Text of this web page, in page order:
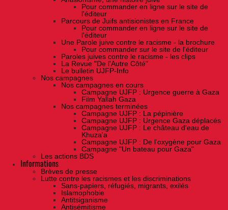
Pour commander en ligne sur le site de
l'éditeur
Parcours de Juifs antisionistes en France
Pour commander en ligne sur le site de
l'éditeur
Une Parole juive contre le racisme - la brochure
Pour commander sur le site de l'éditeur
Paroles juives contre le racisme - les clips
La Revue "De l'Autre Côté"
Le bulletin UJFP-Info
Nos campagnes
Nos campagnes en cours
Campagne UJFP : Urgence guerre à Gaza
Film Yallah Gaza
Nos campagnes terminées
Campagne UJFP : La pépinière
Campagne UJFP : Urgence Gaza déplacés
Campagne UJFP : Le château d'eau de
Khuza'a
Campagne UJFP : De l'oxygène pour Gaza
Campagne "Un bateau pour Gaza"
Les actions BDS
Informations
Brèves de presse
Lutte contre les racismes et les discriminations
Sans-papiers, réfugiés, migrants, exilés
Islamophobie
Antitsiganisme
Antisémitisme